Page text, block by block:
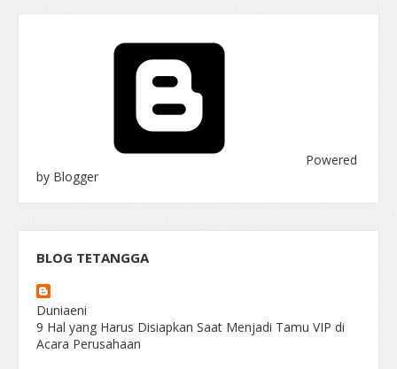
Powered
by Blogger
BLOG TETANGGA
Duniaeni
9 Hal yang Harus Disiapkan Saat Menjadi Tamu VIP di
Acara Perusahaan